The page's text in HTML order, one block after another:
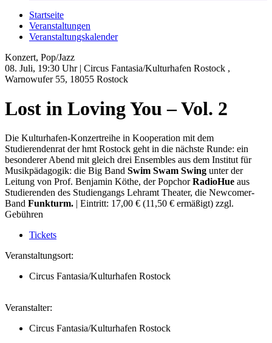
Startseite
Veranstaltungen
Veranstaltungskalender
Konzert, Pop/Jazz
08. Juli, 19:30 Uhr | Circus Fantasia/Kulturhafen Rostock ,
Warnowufer 55, 18055 Rostock
Lost in Loving You – Vol. 2
Die Kulturhafen-Konzertreihe in Kooperation mit dem
Studierendenrat der hmt Rostock geht in die nächste Runde: ein
besonderer Abend mit gleich drei Ensembles aus dem Institut für
Musikpädagogik: die Big Band Swim Swam Swing unter der
Leitung von Prof. Benjamin Köthe, der PopchorRadioHue aus
Studierenden des Studiengangs Lehramt Theater, die Newcomer-
Band Funkturm. | Eintritt: 17,00 € (11,50 € ermäßigt) zzgl.
Gebühren
Tickets
Veranstaltungsort:
Circus Fantasia/Kulturhafen Rostock
Veranstalter:
Circus Fantasia/Kulturhafen Rostock